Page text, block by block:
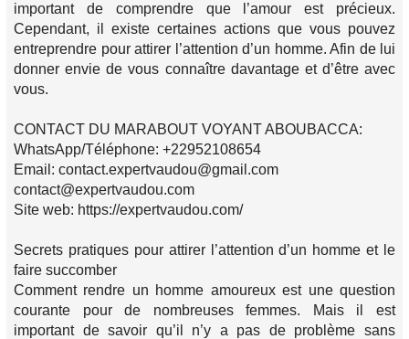
important de comprendre que l’amour est précieux.
Cependant, il existe certaines actions que vous pouvez
entreprendre pour attirer l’attention d’un homme. Afin de lui
donner envie de vous connaître davantage et d’être avec
vous.
CONTACT DU MARABOUT VOYANT ABOUBACCA:
WhatsApp/Téléphone: +22952108654
Email: contact.expertvaudou@gmail.com
contact@expertvaudou.com
Site web: https://expertvaudou.com/
Secrets pratiques pour attirer l’attention d’un homme et le
faire succomber
Comment rendre un homme amoureux est une question
courante pour de nombreuses femmes. Mais il est
important de savoir qu’il n’y a pas de problème sans